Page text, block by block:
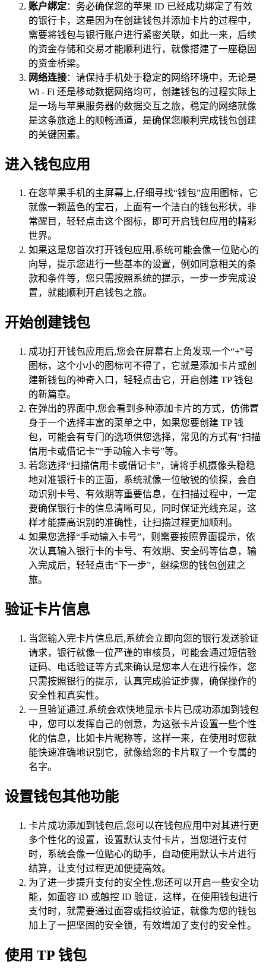
账户绑定：务必确保您的苹果 ID 已经成功绑定了有效
的银行卡，这是因为在创建钱包并添加卡片的过程中，
需要将钱包与银行账户进行紧密关联，如此一来，后续
的资金存储和交易才能顺利进行，就像搭建了一座稳固
的资金桥梁。
网络连接：请保持手机处于稳定的网络环境中，无论是
Wi - Fi 还是移动数据网络均可，创建钱包的过程实际上
是一场与苹果服务器的数据交互之旅，稳定的网络就像
是这条旅途上的顺畅通道，是确保您顺利完成钱包创建
的关键因素。
进入钱包应用
在您苹果手机的主屏幕上,仔细寻找“钱包”应用图标，它
就像一颗蓝色的宝石，上面有一个洁白的钱包形状，非
常醒目，轻轻点击这个图标，即可开启钱包应用的精彩
世界。
如果这是您首次打开钱包应用,系统可能会像一位贴心的
向导，提示您进行一些基本的设置，例如同意相关的条
款和条件等，您只需按照系统的提示，一步一步完成设
置，就能顺利开启钱包之旅。
开始创建钱包
成功打开钱包应用后,您会在屏幕右上角发现一个“+”号
图标，这个小小的图标可不得了，它就是添加卡片或创
建新钱包的神奇入口，轻轻点击它，开启创建 TP 钱包
的新篇章。
在弹出的界面中,您会看到多种添加卡片的方式，仿佛置
身于一个选择丰富的菜单之中，如果您要创建 TP 钱
包，可能会有专门的选项供您选择，常见的方式有“扫描
信用卡或借记卡”“手动输入卡号”等。
若您选择“扫描信用卡或借记卡”，请将手机摄像头稳稳
地对准银行卡的正面，系统就像一位敏锐的侦探，会自
动识别卡号、有效期等重要信息，在扫描过程中，一定
要确保银行卡的信息清晰可见，同时保证光线充足，这
样才能提高识别的准确性，让扫描过程更加顺利。
如果您选择“手动输入卡号”，则需要按照界面提示，依
次认真输入银行卡的卡号、有效期、安全码等信息，输
入完成后，轻轻点击“下一步”，继续您的钱包创建之
旅。
验证卡片信息
当您输入完卡片信息后,系统会立即向您的银行发送验证
请求，银行就像一位严谨的审核员，可能会通过短信验
证码、电话验证等方式来确认是您本人在进行操作，您
只需按照银行的提示，认真完成验证步骤，确保操作的
安全性和真实性。
一旦验证通过,系统会欢快地显示卡片已成功添加到钱包
中，您可以发挥自己的创意，为这张卡片设置一些个性
化的信息，比如卡片昵称等，这样一来，在使用时您就
能快速准确地识别它，就像给您的卡片取了一个专属的
名字。
设置钱包其他功能
卡片成功添加到钱包后,您可以在钱包应用中对其进行更
多个性化的设置，设置默认支付卡片，当您进行支付
时，系统会像一位贴心的助手，自动使用默认卡片进行
结算，让支付过程更加便捷高效。
为了进一步提升支付的安全性,您还可以开启一些安全功
能，如面容 ID 或触控 ID 验证，这样，在使用钱包进行
支付时，就需要通过面容或指纹验证，就像为您的钱包
加上了一把坚固的安全锁，有效增加了支付的安全性。
使用 TP 钱包